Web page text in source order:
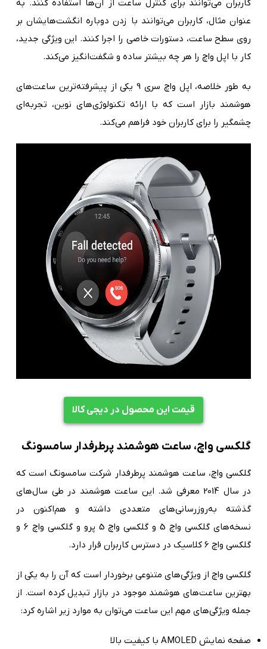
کاربران می‌توانند برای کنترل ساعت از آن‌ها استفاده کنند. به
عنوان مثال، کاربران می‌توانند با زدن دوباره انگشت‌هایشان بر
روی سطح ساعت، دستورات خاصی را اجرا کنند. این ویژگی جدید،
کار با اپل واچ را هر چه بیشتر ساده و شگفت‌انگیز می‌کند.
به طور خلاصه، اپل واچ سری 9 یکی از پیشرفته‌ترین ساعت‌های
هوشمند بازار است که با ارائه تکنولوژی‌های نوین، تجربه‌ای
چشمگیر را برای کاربران خود فراهم می‌کند.
قیمت این محصول در دیجی کالا
گلکسی واچ، ساعت هوشمند پرطرفدار سامسونگ
گلکسی واچ، ساعت هوشمند پرطرفدار شرکت سامسونگ است که
در سال 2014 معرفی شد. این ساعت هوشمند در طی سال‌های
گذشته به‌روزرسانی‌های متعددی داشته و هم‌اکنون در
نسخه‌های گلکسی واچ 5 و گلکسی واچ 5 پرو و گلکسی واچ 6 و
گلکسی واچ 6 کلاسیک در دسترس کاربران قرار دارد.
گلکسی واچ از ویژگی‌های متنوعی برخوردار است که آن را به یکی از
بهترین ساعت‌های هوشمند موجود در بازار تبدیل کرده است. از
جمله ویژگی‌های مهم این ساعت می‌توان به موارد زیر اشاره کرد:
صفحه نمایش AMOLED با کیفیت بالا